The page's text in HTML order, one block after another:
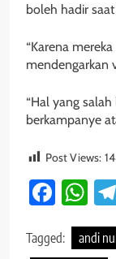
boleh hadir
“Karena
mendengarkan
“Hal yang
berkampanye
Post Views:
Tagged: andi